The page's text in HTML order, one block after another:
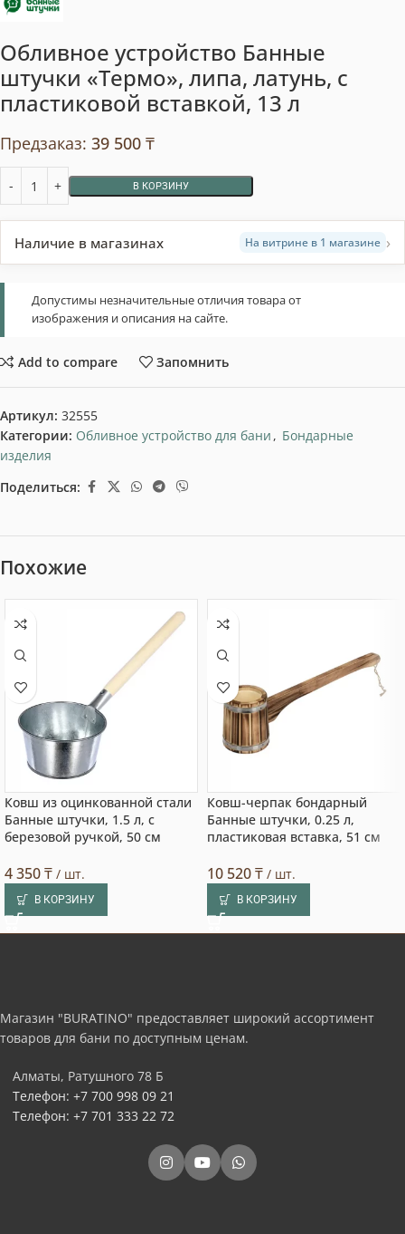
Обливное устройство Банные
штучки «Термо», липа, латунь, с
пластиковой вставкой, 13 л
Предзаказ: 39 500 ₸
В КОРЗИНУ
Наличие в магазинах На витрине в 1 магазине ›
Допустимы незначительные отличия товара от
изображения и описания на сайте.
Add to compare Запомнить
Артикул: 32555
Категории: Обливное устройство для бани , Бондарные
изделия
Поделиться:
Похожие
Ковш из оцинкованной стали
Банные штучки, 1.5 л, с
березовой ручкой, 50 см
4 350₸ / шт.
В КОРЗИНУ
Ковш-черпак бондарный
Банные штучки, 0.25 л,
пластиковая вставка, 51 см
10 520₸ / шт.
В КОРЗИНУ
Магазин "BURATINO" предоставляет широкий ассортимент
товаров для бани по доступным ценам.
Алматы, Ратушного 78 Б
Телефон: +7 700 998 09 21
Телефон: +7 701 333 22 72